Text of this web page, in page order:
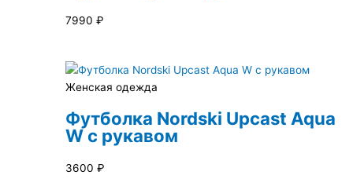
7990 ₽
Женская одежда
Футболка Nordski Upcast Aqua
W с рукавом
3600 ₽